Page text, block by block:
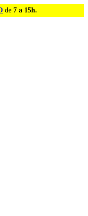
de 7 a 15h.